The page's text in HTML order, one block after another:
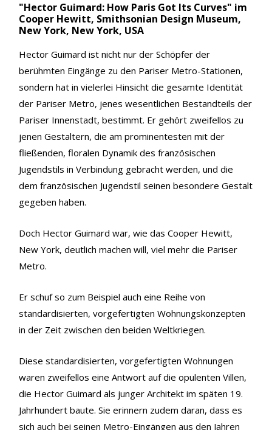
"Hector Guimard: How Paris Got Its Curves" im
Cooper Hewitt, Smithsonian Design Museum,
New York, New York, USA
Hector Guimard ist nicht nur der Schöpfer der
berühmten Eingänge zu den Pariser Metro-Stationen,
sondern hat in vielerlei Hinsicht die gesamte Identität
der Pariser Metro, jenes wesentlichen Bestandteils der
Pariser Innenstadt, bestimmt. Er gehört zweifellos zu
jenen Gestaltern, die am prominentesten mit der
fließenden, floralen Dynamik des französischen
Jugendstils in Verbindung gebracht werden, und die
dem französischen Jugendstil seinen besondere Gestalt
gegeben haben.
Doch Hector Guimard war, wie das Cooper Hewitt,
New York, deutlich machen will, viel mehr die Pariser
Metro.
Er schuf so zum Beispiel auch eine Reihe von
standardisierten, vorgefertigten Wohnungskonzepten
in der Zeit zwischen den beiden Weltkriegen.
Diese standardisierten, vorgefertigten Wohnungen
waren zweifellos eine Antwort auf die opulenten Villen,
die Hector Guimard als junger Architekt im späten 19.
Jahrhundert baute. Sie erinnern zudem daran, dass es
sich auch bei seinen Metro-Eingängen aus den Jahren